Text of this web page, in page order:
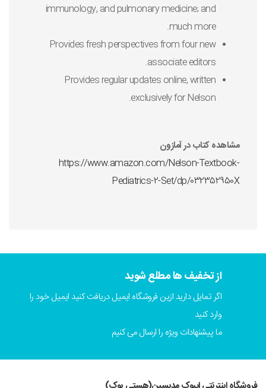
immunology, and pulmonary medicine; and
much more.
Provides fresh perspectives from four new
associate editors.
Provides regular updates online, written
exclusively for Nelson
.
مشاهده کتاب در آمازون
https://www.amazon.com/Nelson-Textbook-
Pediatrics-2-Set/dp/032352950X
از تخفیف ها مطلع شوید
اگر تمایل دارید ازین فروشگاه ایمیل دریافت کنید ایمیل خود را
وارد کنید
ما پیشنهادات ویژه را ارسال می کنیم